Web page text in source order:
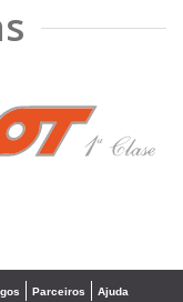
❯
Parceiros Ajuda